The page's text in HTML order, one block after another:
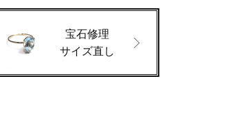
宝石修理
サイズ直し